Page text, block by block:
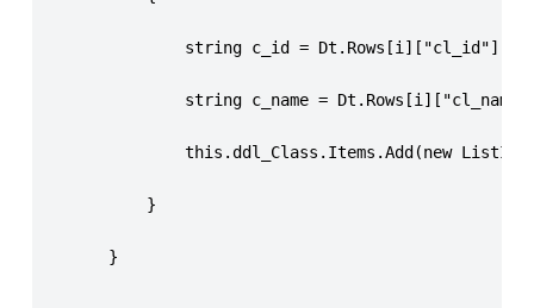
string c_id =
string c_name =
this.ddl_Class.Items.Add(new
            }
        }